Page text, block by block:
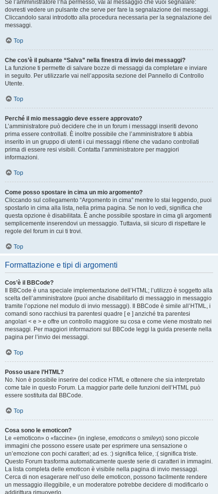
Se l’amministratore l’ha permesso, vai al messaggio che vuoi segnalare:
dovresti vedere un pulsante che serve per fare la segnalazione dei messaggi.
Cliccandolo sarai introdotto alla procedura necessaria per la segnalazione dei
messaggi.
Top
Che cos’è il pulsante “Salva” nella finestra di invio dei messaggi?
La funzione ti permette di salvare bozze di messaggi da completare e inviare
in seguito. Per utilizzarle vai nell’apposita sezione del Pannello di Controllo
Utente.
Top
Perché il mio messaggio deve essere approvato?
L’amministratore può decidere che in un forum i messaggi inseriti devono
prima essere controllati. È inoltre possibile che l’amministratore ti abbia
inserito in un gruppo di utenti i cui messaggi ritiene che vadano controllati
prima di essere resi visibili. Contatta l’amministratore per maggiori
informazioni.
Top
Come posso spostare in cima un mio argomento?
Cliccando sul collegamento “Argomento in cima” mentre lo stai leggendo, puoi
spostarlo in cima alla lista, nella prima pagina. Se non lo vedi, significa che
questa opzione è disabilitata. È anche possibile spostare in cima gli argomenti
semplicemente inserendovi un messaggio. Tuttavia, sii sicuro di rispettare le
regole del forum in cui ti trovi.
Top
Formattazione e tipi di argomenti
Cos’è il BBCode?
Il BBCode è una speciale implementazione dell’HTML; l’utilizzo è soggetto alla
scelta dell’amministratore (puoi anche disabilitarlo di messaggio in messaggio
tramite l’opzione nel modulo di invio messaggi). Il BBCode è simile all’HTML, i
comandi sono racchiusi tra parentesi quadre [ e ] anziché tra parentesi
angolari < e > e offre un controllo maggiore su cosa e come viene mostrato nei
messaggi. Per maggiori informazioni sul BBCode leggi la guida presente nella
pagina per l’invio dei messaggi.
Top
Posso usare l’HTML?
No. Non è possibile inserire del codice HTML e ottenere che sia interpretato
come tale in questo Forum. La maggior parte delle funzioni dell’HTML può
essere sostituita dal BBCode.
Top
Cosa sono le emoticon?
Le «emoticon» o «faccine» (in inglese, emoticons o smileys) sono piccole
immagini che possono essere usate per esprimere una sensazione o
un’emozione con pochi caratteri; ad es. :) significa felice, :( significa triste.
Questo Forum trasforma automaticamente queste serie di caratteri in immagini.
La lista completa delle emoticon è visibile nella pagina di invio messaggi.
Cerca di non esagerare nell’uso delle emoticon, possono facilmente rendere
un messaggio illeggibile, e un moderatore potrebbe decidere di modificarlo o
addirittura rimuoverlo.